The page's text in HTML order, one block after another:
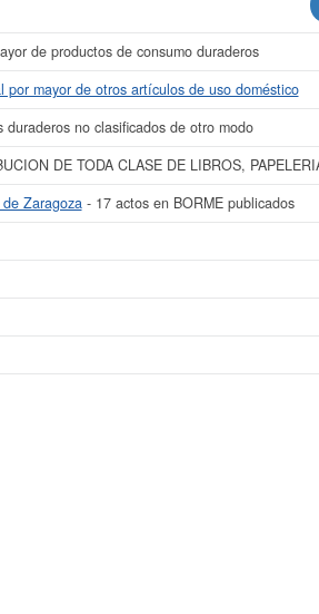
de productos de consumo duraderos
por mayor de otros artículos de uso doméstico
duraderos no clasificados de otro modo
DE TODA CLASE DE LIBROS,
Zaragoza- 17 actos en BORME publicados